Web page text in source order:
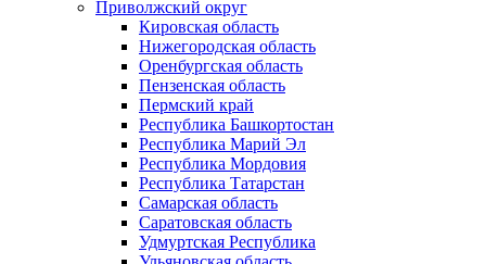
Приволжский округ
Кировская область
Нижегородская область
Оренбургская область
Пензенская область
Пермский край
Республика Башкортостан
Республика Марий Эл
Республика Мордовия
Республика Татарстан
Самарская область
Саратовская область
Удмуртская Республика